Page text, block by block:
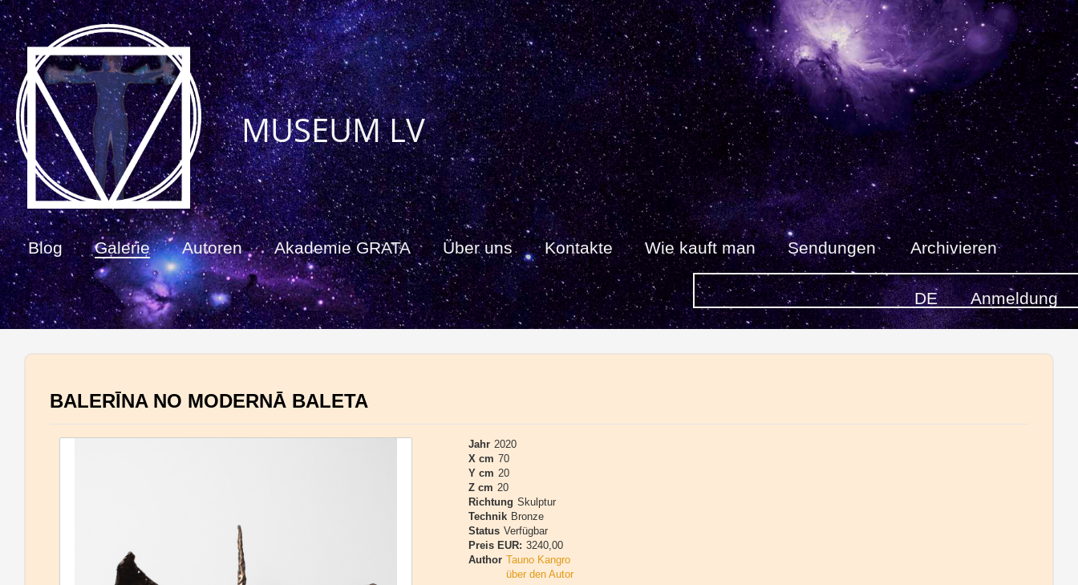
Blog Galerie Autoren Akademie GRATA Über uns Kontakte Wie kauft man Sendungen Archivieren
Anmeldung
DE
MUSEUM LV
BALERĪNA NO MODERNĀ BALETA
Jahr 2020
X cm 70
Y cm 20
Z cm 20
Richtung Skulptur
Technik Bronze
Status Verfügbar
Preis EUR: 3240,00
Author Tauno Kangro
über den Autor